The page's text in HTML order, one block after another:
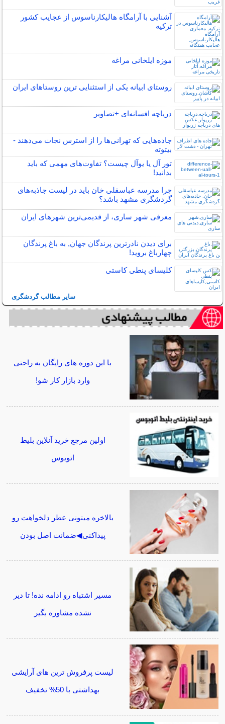
آشنایی با آرامگاه هالیکارناسوس از عجایب کشور
ترکیه
موزه ایلخانی مراغه
روستای ابیانه یکی از استثنایی ‏ترین روستاهای ایران
دریاچه افسانه‌ای +تصاویر
جاده‌هایی که تهرانی‌ها را از استرس نجات می‌دهند -
بیتوته
تور آل یا یوآل چیست؟ تفاوت‌های مهمی که باید
بدانید!
چرا مدرسه عباسقلی خان باید در لیست جاذبه‌های
گردشگری مشهد باشد؟
معرفی شهر ساری، از قدیمی‌ترین شهرهای ایران
برای دیدن نادرترین پرندگان جهان, به باغ پرندگان
چهارباغ بروید!
کلیسای پنطی کاستی
سایر مطالب گردشگری
با این دوره های رایگان به راحتی
وارد بازار کار شو!
اولین مرجع خرید آنلاین بلیط
اتوبوس
بالاخره میتونی عطر دلخواهت رو
پیداکنی◀ضمانت اصل بودن
مسیر اشتباه رو ادامه نده! تا دیر
نشده مشاوره بگیر
لیست پرفروش ترین های آرایشی
بهداشتی با 50% تخفیف